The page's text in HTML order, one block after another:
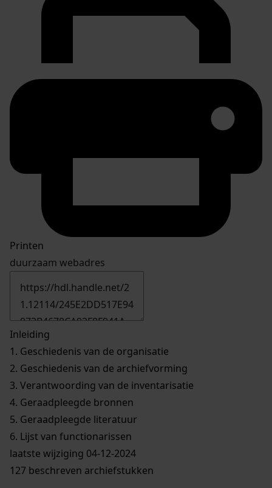
Printen
duurzaam webadres
Inleiding
1. Geschiedenis van de organisatie
2. Geschiedenis van de archiefvorming
3. Verantwoording van de inventarisatie
4. Geraadpleegde bronnen
5. Geraadpleegde literatuur
6. Lijst van functionarissen
laatste wijziging 04-12-2024
127 beschreven archiefstukken